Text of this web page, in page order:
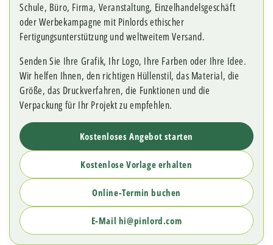
Schule, Büro, Firma, Veranstaltung, Einzelhandelsgeschäft
oder Werbekampagne mit Pinlords ethischer
Fertigungsunterstützung und weltweitem Versand.
Senden Sie Ihre Grafik, Ihr Logo, Ihre Farben oder Ihre Idee.
Wir helfen Ihnen, den richtigen Hüllenstil, das Material, die
Größe, das Druckverfahren, die Funktionen und die
Verpackung für Ihr Projekt zu empfehlen.
Kostenloses Angebot starten
Kostenlose Vorlage erhalten
Online-Termin buchen
E-Mail hi@pinlord.com